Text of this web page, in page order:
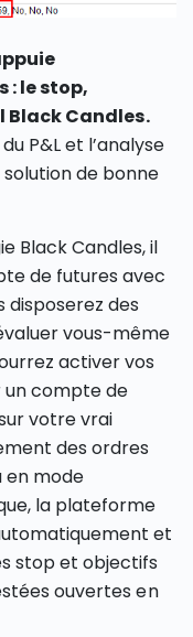
: le stop,
Black Candles.
P&L et l’analyse
de bonne
Black Candles, il
de futures avec
disposerez des
vous-même
activer vos
un compte de
votre vrai
des ordres
en mode
la plateforme
et
stop et objectifs
ouvertes en